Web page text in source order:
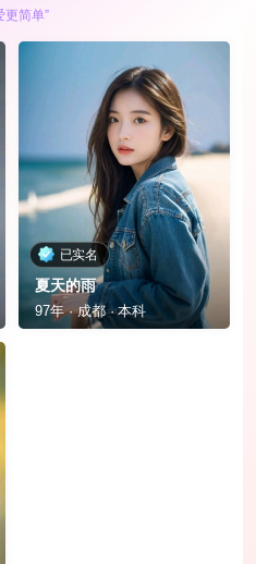
更简单”
已实名
夏天的雨
97年 · 成都 · 本科